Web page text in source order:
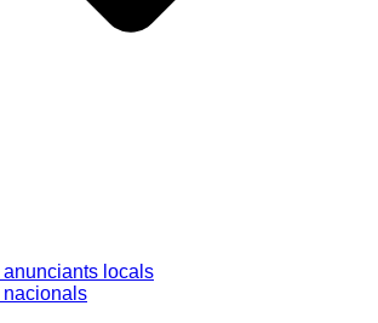
anunciants locals
nacionals